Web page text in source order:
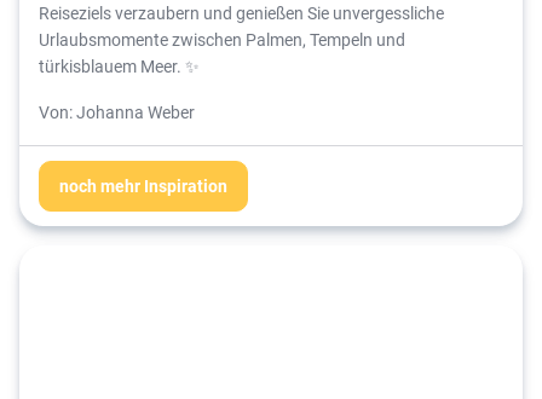
Reiseziels verzaubern und genießen Sie unvergessliche
Urlaubsmomente zwischen Palmen, Tempeln und
türkisblauem Meer. ✨
Von: Johanna Weber
noch mehr Inspiration